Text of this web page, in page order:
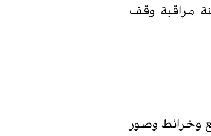
مراقبة وقف
وخرائط وصور